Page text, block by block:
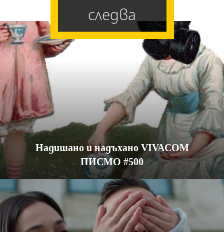
следва
Надишано и надъхано VIVACOM
ПИСМО #500